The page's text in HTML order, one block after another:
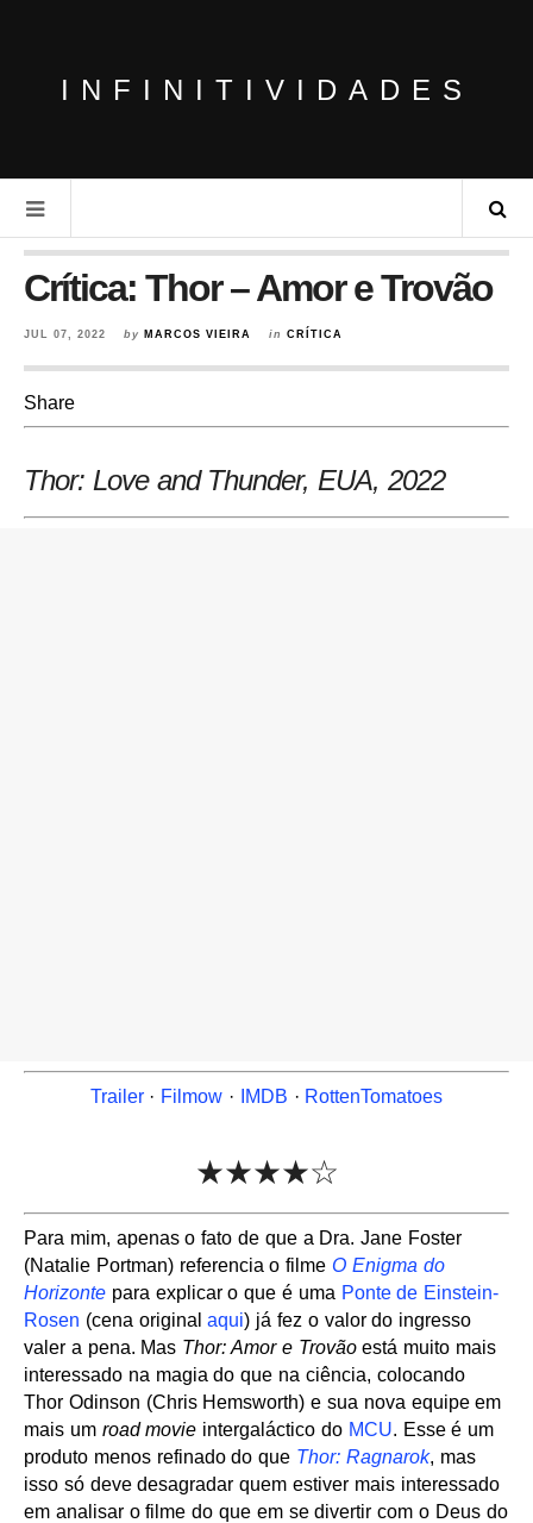
INFINITIVIDADES
Crítica: Thor – Amor e Trovão
JUL 07, 2022 by MARCOS VIEIRA in CRÍTICA
Share
Thor: Love and Thunder, EUA, 2022
Trailer· Filmow · IMDB · RottenTomatoes
★★★★☆
Para mim, apenas o fato de que a Dra. Jane Foster
(Natalie Portman) referencia o filme O Enigma do
Horizonte para explicar o que é uma Ponte de Einstein-
Rosen (cena originalaqui) já fez o valor do ingresso
valer a pena. Mas Thor: Amor e Trovãoestá muito mais
interessado na magia do que na ciência, colocando
Thor Odinson (Chris Hemsworth) e sua nova equipe em
mais um road movie intergaláctico do MCU. Esse é um
produto menos refinado do que Thor: Ragnarok, mas
isso só deve desagradar quem estiver mais interessado
em analisar o filme do que em se divertir com o Deus do